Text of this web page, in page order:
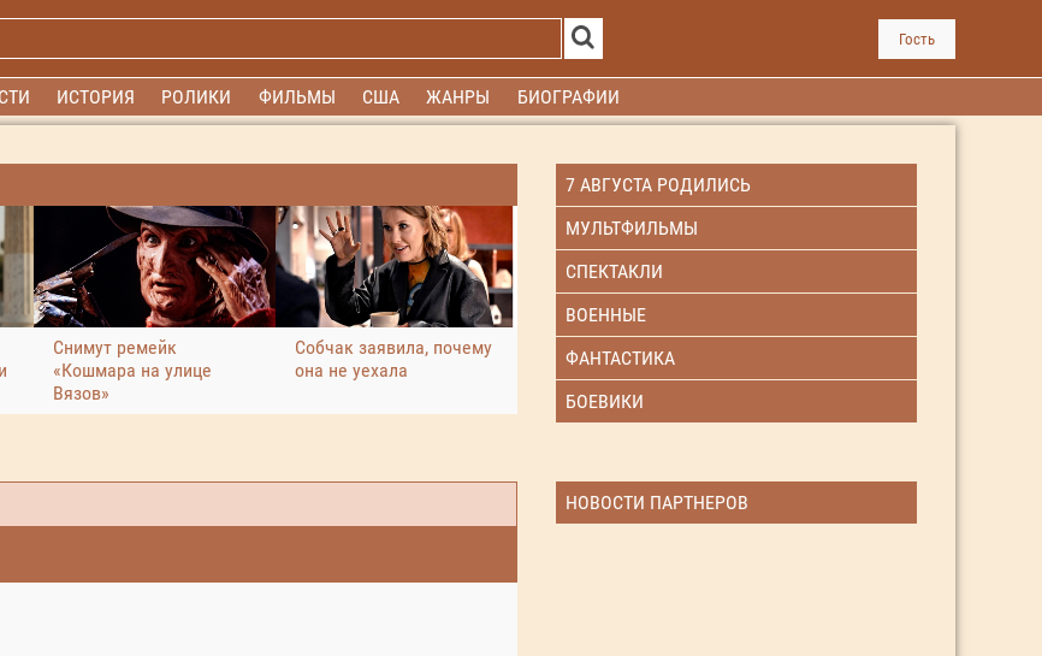
Гость
ИСТОРИЯ РОЛИКИ ФИЛЬМЫ США ЖАНРЫ БИОГРАФИИ
Снимут ремейк
«Кошмара на улице
Вязов»
Собчак заявила, почему
она не уехала
7 АВГУСТА РОДИЛИСЬ
МУЛЬТФИЛЬМЫ
СПЕКТАКЛИ
ВОЕННЫЕ
ФАНТАСТИКА
БОЕВИКИ
НОВОСТИ ПАРТНЕРОВ